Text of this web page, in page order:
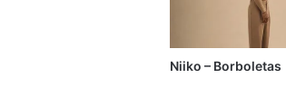
Niiko – Borboletas